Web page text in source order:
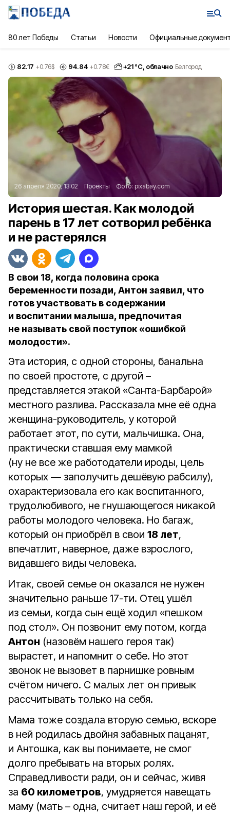
80 лет Победы Статьи Новости Официальные
82.17 +0.76$ 94.84 +0.78€ +21°С, облачно Белгород
26 апреля 2020, 13:02 Проекты Фото: pixabay.com
История шестая. Как молодой
парень в 17 лет сотворил ребёнка
и не растерялся
В свои 18, когда половина срока
беременности позади, Антон заявил, что
готов участвовать в содержании
и воспитании малыша, предпочитая
не называть свой поступок «ошибкой
молодости».
Эта история, с одной стороны, банальна
по своей простоте, с другой –
представляется этакой «Санта-Барбарой»
местного разлива. Рассказала мне её одна
женщина-руководитель, у которой
работает этот, по сути, мальчишка. Она,
практически ставшая ему мамкой
(ну не все же работодатели ироды, цель
которых — заполучить дешёвую рабсилу),
охарактеризовала его как воспитанного,
трудолюбивого, не гнушающегося никакой
работы молодого человека. Но багаж,
который он приобрёл в свои 18 лет,
впечатлит, наверное, даже взрослого,
видавшего виды человека.
Итак, своей семье он оказался не нужен
значительно раньше 17-ти. Отец ушёл
из семьи, когда сын ещё ходил «пешком
под стол». Он позвонит ему потом, когда
Антон (назовём нашего героя так)
вырастет, и напомнит о себе. Но этот
звонок не вызовет в парнишке ровным
счётом ничего. С малых лет он привык
рассчитывать только на себя.
Мама тоже создала вторую семью, вскоре
в ней родилась двойня забавных пацанят,
и Антошка, как вы понимаете, не смог
долго пребывать на вторых ролях.
Справедливости ради, он и сейчас, живя
за 60 километров, умудряется навещать
маму (мать – одна, считает наш герой, и её